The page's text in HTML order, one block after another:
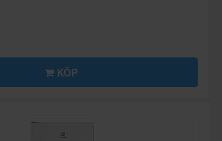
KÖP